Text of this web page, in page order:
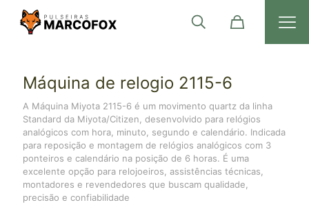
Máquina de relogio 2115-6
A Máquina Miyota 2115-6 é um movimento quartz da linha
Standard da Miyota/Citizen, desenvolvido para relógios
analógicos com hora, minuto, segundo e calendário. Indicada
para reposição e montagem de relógios analógicos com 3
ponteiros e calendário na posição de 6 horas. É uma
excelente opção para relojoeiros, assistências técnicas,
montadores e revendedores que buscam qualidade,
precisão e confiabilidade